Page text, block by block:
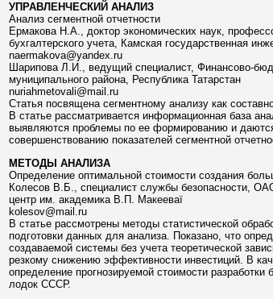
УПРАВЛЕНЧЕСКИЙ АНАЛИЗ
Анализ сегментной отчетности
Ермакова Н.А., доктор экономических наук,
бухгалтерского учета, Камская государственная
naermakova@yandex.ru
Шарипова Л.И., ведущий специалист, Финансово-
муниципального района, Республика Татарстан
nuriahmetovali@mail.ru
Статья посвящена сегментному анализу как
В статье рассматривается информационная база
выявляются проблемы по ее формированию и
совершенствованию показателей сегментной
МЕТОДЫ АНАЛИЗА
Определение оптимальной стоимости создания
Колесов В.Б., специалист службы безопасности,
центр им. академика В.П. Макееваї
kolesov@mail.ru
В статье рассмотрены методы статистической
подготовки данных для анализа. Показано, что
создаваемой системы без учета теоретической
резкому снижению эффективности инвестиций. В
определение прогнозируемой стоимости разработки
лодок СССР.